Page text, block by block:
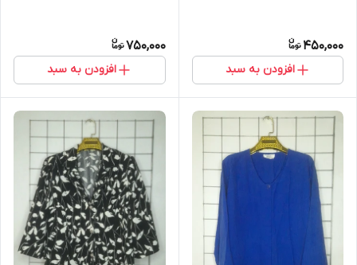
450,000
افزودن به سبد
750,000
افزودن به سبد